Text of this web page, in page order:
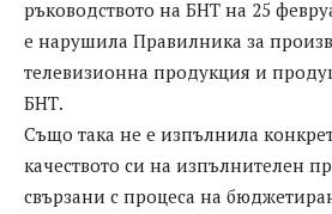
ръководството на БНТ на 25
е нарушила Правилника за
телевизионна продукция и
БНТ.
Също така не е изпълнила
качеството си на изпълнителен
свързани с процеса на